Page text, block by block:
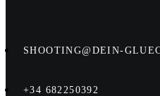
SHOOTING@DEIN-
+34 682250392